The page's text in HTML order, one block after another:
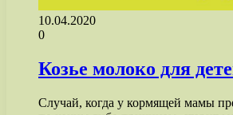
10.04.2020
0
Козье молоко для
Случай, когда у кормящей мамы